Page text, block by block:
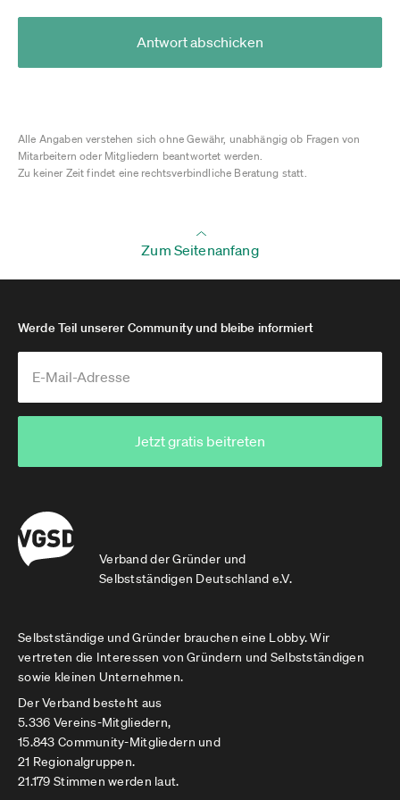
Antwort abschicken
Alle Angaben verstehen sich ohne Gewähr, unabhängig ob Fragen von
Mitarbeitern oder Mitgliedern beantwortet werden.
Zu keiner Zeit findet eine rechtsverbindliche Beratung statt.
Zum Seitenanfang
Verband der Gründer und
Selbstständigen Deutschland e.V.
Werde Teil unserer Community und bleibe informiert
Jetzt gratis beitreten
Selbstständige und Gründer brauchen eine Lobby. Wir
vertreten die Interessen von Gründern und Selbstständigen
sowie kleinen Unternehmen.
Der Verband besteht aus
5.336 Vereins-Mitgliedern,
15.843 Community-Mitgliedern und
21 Regionalgruppen.
21.179 Stimmen werden laut.